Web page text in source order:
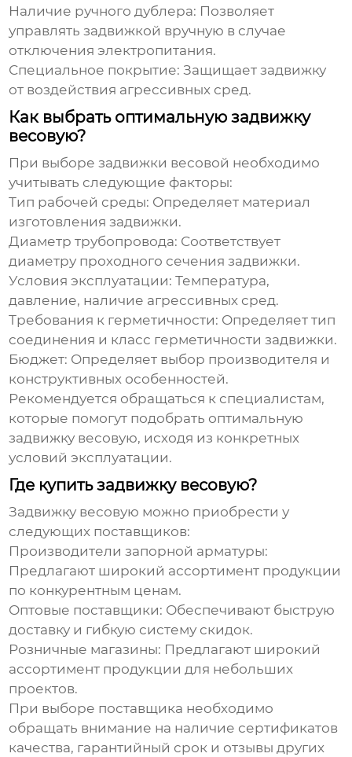
Наличие ручного дублера: Позволяет
управлять задвижкой вручную в случае
отключения электропитания.
Специальное покрытие: Защищает задвижку
от воздействия агрессивных сред.
Как выбрать оптимальную задвижку
весовую?
При выборезадвижки весовой необходимо
учитывать следующие факторы:
Тип рабочей среды: Определяет материал
изготовления задвижки.
Диаметр трубопровода: Соответствует
диаметру проходного сечения задвижки.
Условия эксплуатации: Температура,
давление, наличие агрессивных сред.
Требования к герметичности: Определяет тип
соединения и класс герметичности задвижки.
Бюджет: Определяет выбор производителя и
конструктивных особенностей.
Рекомендуется обращаться к специалистам,
которые помогут подобрать оптимальную
задвижку весовую, исходя из конкретных
условий эксплуатации.
Где купить задвижку весовую?
Задвижку весовую можно приобрести у
следующих поставщиков:
Производители запорной арматуры:
Предлагают широкий ассортимент продукции
по конкурентным ценам.
Оптовые поставщики: Обеспечивают быструю
доставку и гибкую систему скидок.
Розничные магазины: Предлагают широкий
ассортимент продукции для небольших
проектов.
При выборе поставщика необходимо
обращать внимание на наличие сертификатов
качества, гарантийный срок и отзывы других